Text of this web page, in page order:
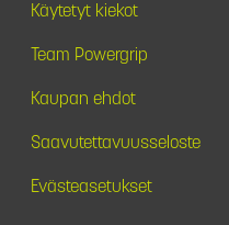
Käytetyt kiekot
Team Powergrip
Kaupan ehdot
Saavutettavuusseloste
Evästeasetukset